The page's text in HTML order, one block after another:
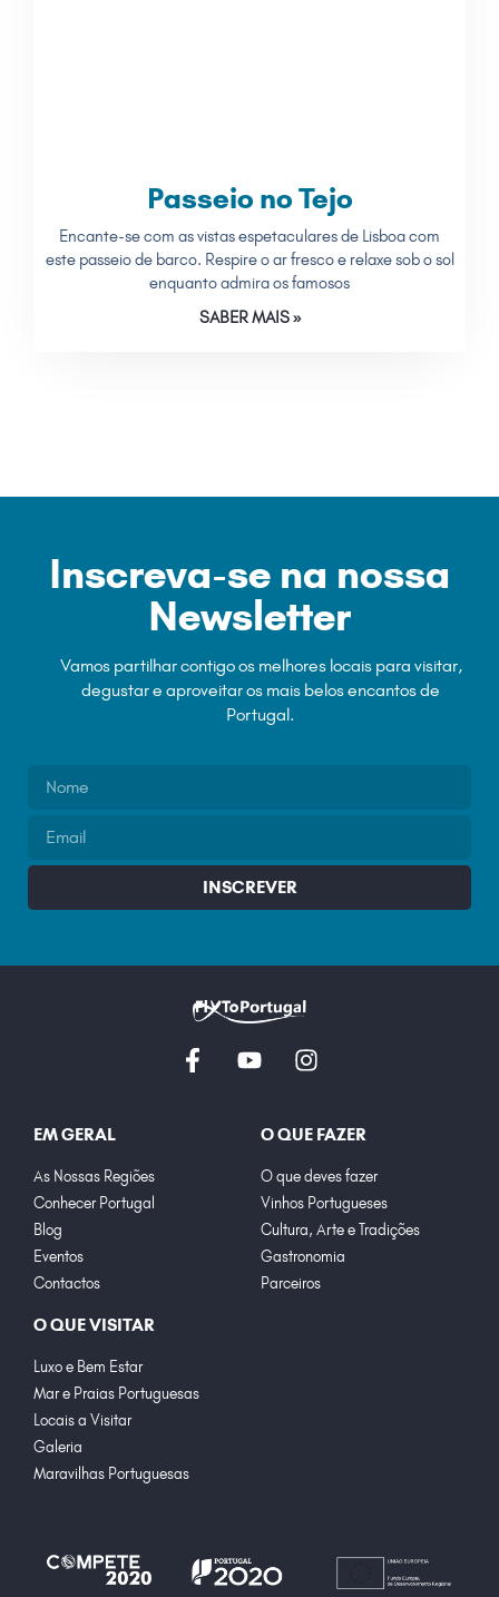
Passeio no Tejo
Encante-se com as vistas espetaculares de Lisboa com
este passeio de barco. Respire o ar fresco e relaxe sob o sol
enquanto admira os famosos
SABER MAIS »
Inscreva-se na nossa
Newsletter
Vamos partilhar contigo os melhores locais para visitar,
degustar e aproveitar os mais belos encantos de
Portugal.
INSCREVER
EM GERAL
As Nossas Regiões
Conhecer Portugal
Blog
Eventos
Contactos
O QUE FAZER
O que deves fazer
Vinhos Portugueses
Cultura, Arte e Tradições
Gastronomia
Parceiros
O QUE VISITAR
Luxo e Bem Estar
Mar e Praias Portuguesas
Locais a Visitar
Galeria
Maravilhas Portuguesas